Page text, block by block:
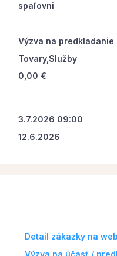
spaľovni
Výzva na predkladanie
Tovary,Služby
0,00 €
3.7.2026 09:00
12.6.2026
Detail zákazky na
Výzva na účasť /